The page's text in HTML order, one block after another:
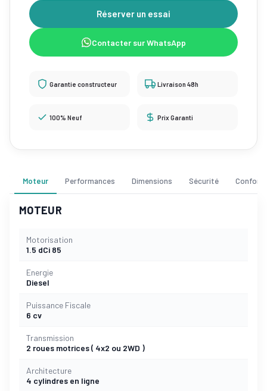
Réserver un essai
Contacter sur WhatsApp
Garantie constructeur Livraison 48h
100% Neuf Prix Garanti
Moteur Performances Dimensions Sécurité Confort
MOTEUR
Motorisation
1.5 dCi 85
Energie
Diesel
Puissance Fiscale
6 cv
Transmission
2 roues motrices ( 4x2 ou 2WD )
Architecture
4 cylindres en ligne